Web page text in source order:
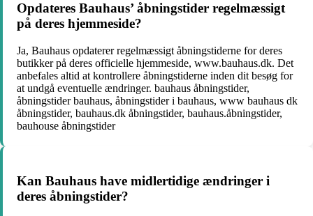
Opdateres Bauhaus’ åbningstider regelmæssigt
på deres hjemmeside?
Ja, Bauhaus opdaterer regelmæssigt åbningstiderne for deres
butikker på deres officielle hjemmeside, www.bauhaus.dk. Det
anbefales altid at kontrollere åbningstiderne inden dit besøg for
at undgå eventuelle ændringer. bauhaus åbningstider,
åbningstider bauhaus, åbningstider i bauhaus, www bauhaus dk
åbningstider, bauhaus.dk åbningstider, bauhaus.åbningstider,
bauhouse åbningstider
Kan Bauhaus have midlertidige ændringer i
deres åbningstider?